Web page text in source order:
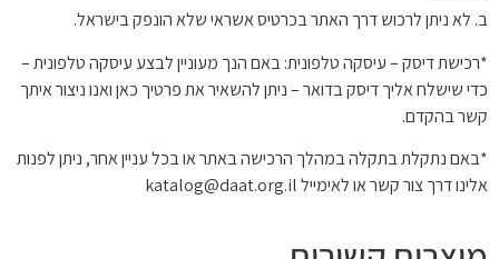
ב. לא ניתן לרכוש דרך האתר בכרטיס אשראי שלא הונפק בישראל.
*רכישת דיסק – עיסקה טלפונית: באם הנך מעוניין לבצע עיסקה טלפונית –
כדי שישלח אליך דיסק בדואר – ניתן להשאיר את פרטיך כאן ואנו ניצור איתך
קשר בהקדם.
*באם נתקלת בתקלה במהלך הרכישה באתר או בכל עניין אחר, ניתן לפנות
אלינו דרך צור קשר או לאימייל katalog@daat.org.il